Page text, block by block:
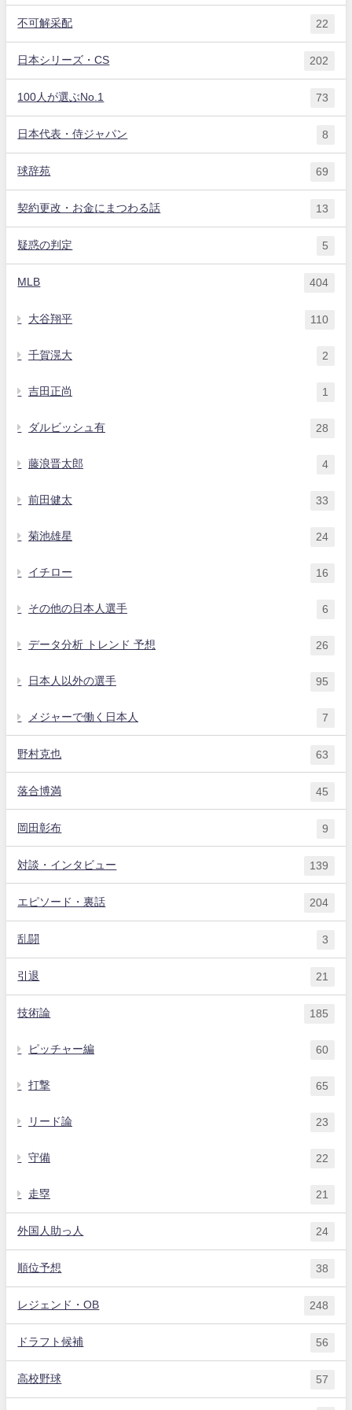
不可解采配 22
日本シリーズ・CS 202
100人が選ぶNo.1 73
日本代表・侍ジャパン 8
球辞苑 69
契約更改・お金にまつわる話 13
疑惑の判定 5
MLB 404
大谷翔平 110
千賀滉大 2
吉田正尚 1
ダルビッシュ有 28
藤浪晋太郎 4
前田健太 33
菊池雄星 24
イチロー 16
その他の日本人選手 6
データ分析 トレンド 予想 26
日本人以外の選手 95
メジャーで働く日本人 7
野村克也 63
落合博満 45
岡田彰布 9
対談・インタビュー 139
エピソード・裏話 204
乱闘 3
引退 21
技術論 185
ピッチャー編 60
打撃 65
リード論 23
守備 22
走塁 21
外国人助っ人 24
順位予想 38
レジェンド・OB 248
ドラフト候補 56
高校野球 57